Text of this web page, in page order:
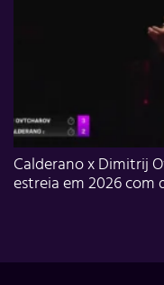
Calderano x Dimitrij
estreia em 2026 com